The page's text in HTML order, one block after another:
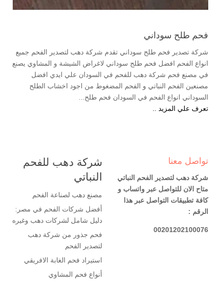
فحم طلح سوداني
شركة تصدير فحم طلح سوداني تقدم شركة دهب لتصدير الفحم جميع
انواع الفحم افضل فحم طلح سوداني لاغراض الشيشة و المشاوي يصنع
في مصنع فحم شركة دهب للفحم في السودان علي ايدي افضل
مصنعين الفحم النباتي و الفحم المضغوط من اجود اخشاب الطلح
السوداني انواع الفحم في السودان فحم طلح...
تعرف علي المزيد ..
تواصل معنا
شركة دهب لتصدير الفحم النباتي
متاح الان للتواصل عبر واتساب و
كافة تطبيقات التواصل عبر هذا
الرقم :
00201202100076
شركة دهب للفحم
النباتي
مصنع دهب لصناعة الفحم
أفضل شركات الفحم في مصر:
دليل شامل لشركات دهب وغيره
فحم جذور من شركة دهب
لتصدير الفحم
استيراد فحم الغابة الافريقي
أنواع فحم المشاوي